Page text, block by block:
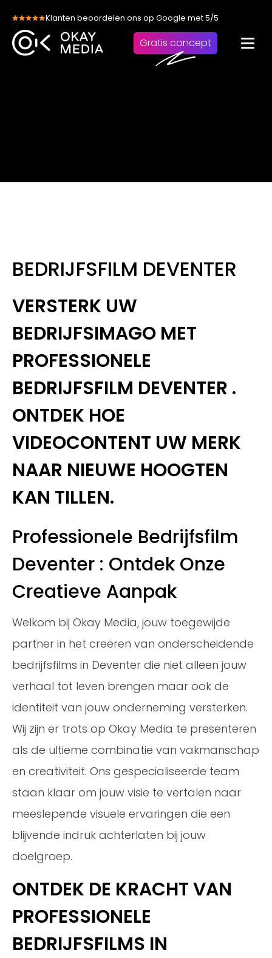
content
Klanten beoordelen ons op Google met 5/5
Gratis concept
BEDRIJFSFILM DEVENTER
VERSTERK UW
BEDRIJFSIMAGO MET
PROFESSIONELE
BEDRIJFSFILM DEVENTER .
ONTDEK HOE
VIDEOCONTENT UW MERK
NAAR NIEUWE HOOGTEN
KAN TILLEN.
Professionele Bedrijfsfilm
Deventer : Ontdek Onze
Creatieve Aanpak
Welkom bij Okay Media, jouw toegewijde
partner in het creëren van onderscheidende
bedrijfsfilms in Deventer die niet alleen jouw
verhaal tot leven brengen maar ook de
identiteit van jouw onderneming versterken.
Wij zijn er trots op Okay Media te presenteren
als de ultieme combinatie van vakmanschap
en creativiteit. Ons gespecialiseerde team
staan klaar om jouw visie te vertalen naar
meeslepende visuele ervaringen die een
blijvende indruk achterlaten bij jouw
doelgroep.
ONTDEK DE KRACHT VAN
PROFESSIONELE
BEDRIJFSFILMS IN